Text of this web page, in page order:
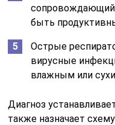
быть
Острые
вирусные
влажным или
Диагноз
также назначает